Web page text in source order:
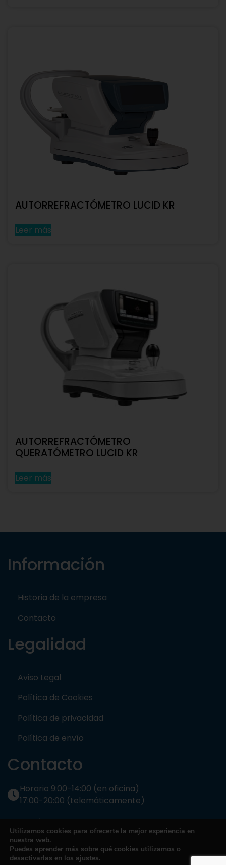
AUTORREFRACTÓMETRO LUCID KR
Leer más
AUTORREFRACTÓMETRO
QUERATÓMETRO LUCID KR
Leer más
Información
Historia de la empresa
Contacto
Legalidad
Aviso Legal
Política de Cookies
Política de privacidad
Política de envío
Contacto
Horario 9:00-14:00 (en oficina)
17:00-20:00 (telemáticamente)
OFTÁLMICA INSTRUMENTS SL Avda. Ramón y Cajal,
122 41005 Sevilla
954 65 60 54
Utilizamos cookies para ofrecerte la mejor experiencia en
nuestra web.
Puedes aprender más sobre qué cookies utilizamos o
desactivarlas en los ajustes.